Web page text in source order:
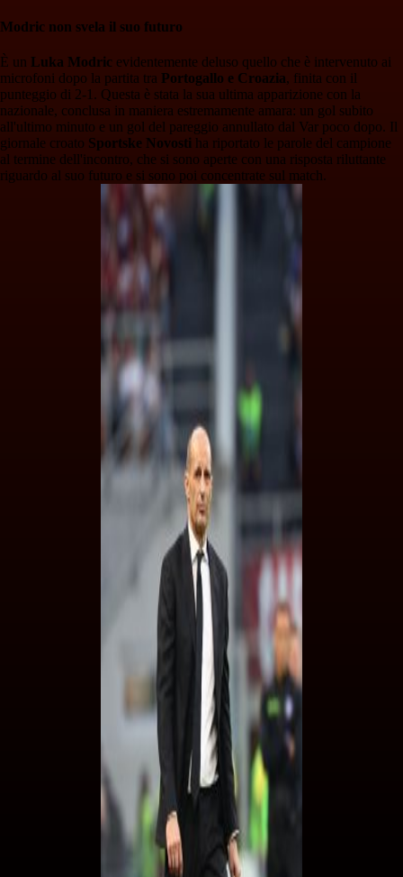
Modric non svela il suo futuro
È un Luka Modric evidentemente deluso quello che è intervenuto ai
microfoni dopo la partita tra Portogallo e Croazia, finita con il
punteggio di 2-1. Questa è stata la sua ultima apparizione con la
nazionale, conclusa in maniera estremamente amara: un gol subito
all'ultimo minuto e un gol del pareggio annullato dal Var poco dopo. Il
giornale croato Sportske Novosti ha riportato le parole del campione
al termine dell'incontro, che si sono aperte con una risposta riluttante
riguardo al suo futuro e si sono poi concentrate sul match.